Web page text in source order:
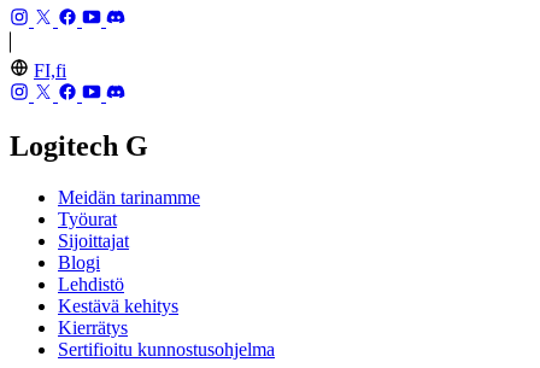
FI,fi
Logitech G
Meidän tarinamme
Työurat
Sijoittajat
Blogi
Lehdistö
Kestävä kehitys
Kierrätys
Sertifioitu kunnostusohjelma